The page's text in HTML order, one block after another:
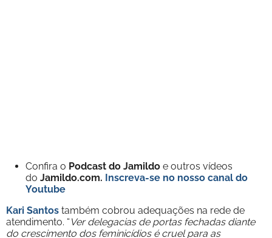
Confira o Podcast do Jamildo e outros vídeos
do Jamildo.com. Inscreva-se no nosso canal do
Youtube
Kari Santos também cobrou adequações na rede de
atendimento. “ Ver delegacias de portas fechadas diante
do crescimento dos feminicídios é cruel para as